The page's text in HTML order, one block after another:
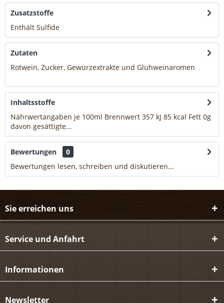
Zusatzstoffe
Enthält Sulfide
Zutaten
Rotwein, Zucker, Gewürzextrakte und Glühweinaromen
Inhaltsstoffe
Nährwertangaben je 100ml Brennwert 357 kJ 85 kcal Fett 0g
davon gesättigte...
Bewertungen
0
Bewertungen lesen, schreiben und diskutieren...
Sie erreichen uns
Service und Anfahrt
Informationen
Newsletter